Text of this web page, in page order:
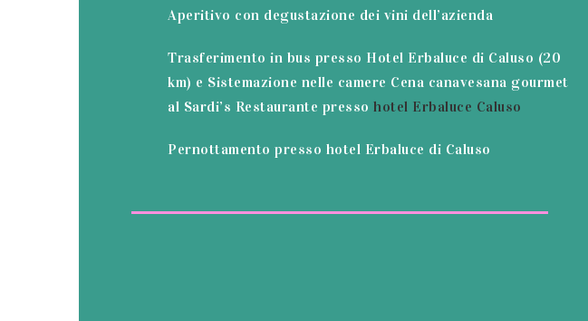
Aperitivo con degustazione dei vini dell’azienda
Trasferimento in bus presso Hotel Erbaluce di Caluso (20
km) e Sistemazione nelle camere Cena canavesana gourmet
al Sardi’s Restaurante presso hotel Erbaluce Caluso
Pernottamento presso hotel Erbaluce di Caluso